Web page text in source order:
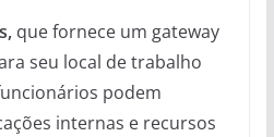
que fornece um gateway
seu local de trabalho
podem
internas e recursos